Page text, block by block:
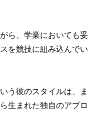
ら、学業においても妥
を競技に組み込んでい
う彼のスタイルは、ま
生まれた独自のアプロ